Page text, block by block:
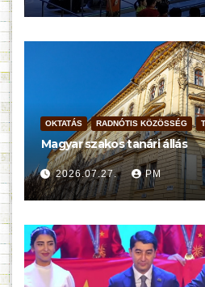
OKTATÁS RADNÓTIS KÖZÖSSÉG
Magyar szakos tanári állás
2026.07.27. PM